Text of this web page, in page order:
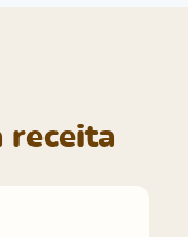
receita